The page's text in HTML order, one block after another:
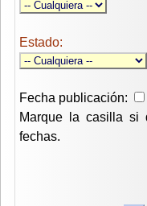
Estado:
Fecha publicación:
Marque la casilla si
fechas.